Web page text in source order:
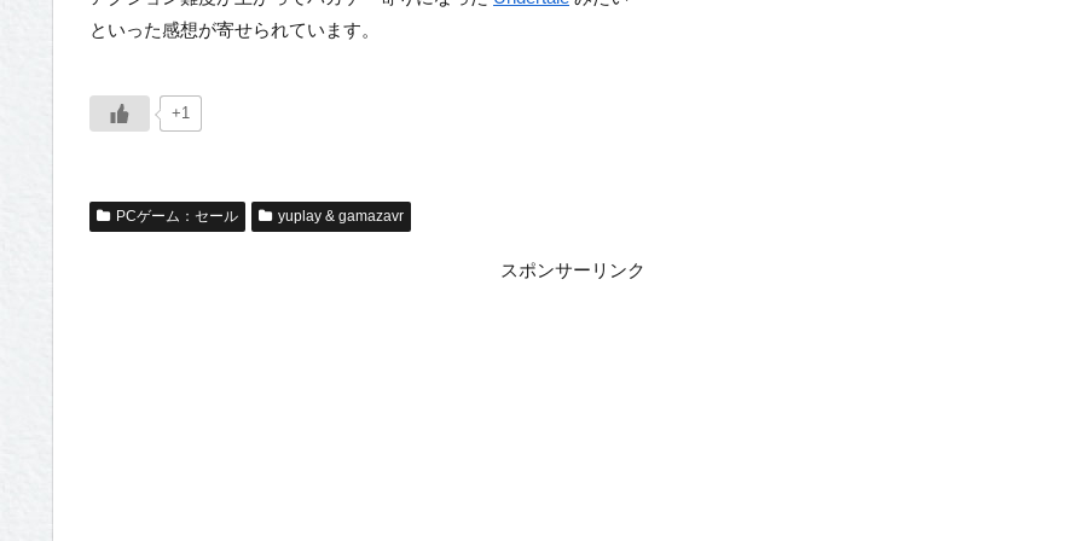
といった感想が寄せられています。
+1
PCゲーム：セール yuplay & gamazavr
スポンサーリンク